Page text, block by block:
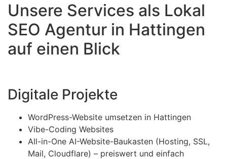
Unsere Services als Lokal
SEO Agentur in Hattingen
auf einen Blick
Digitale Projekte
WordPress-Website umsetzen in Hattingen
Vibe-Coding Websites
All-in-One AI-Website-Baukasten (Hosting, SSL,
Mail, Cloudflare) – preiswert und einfach